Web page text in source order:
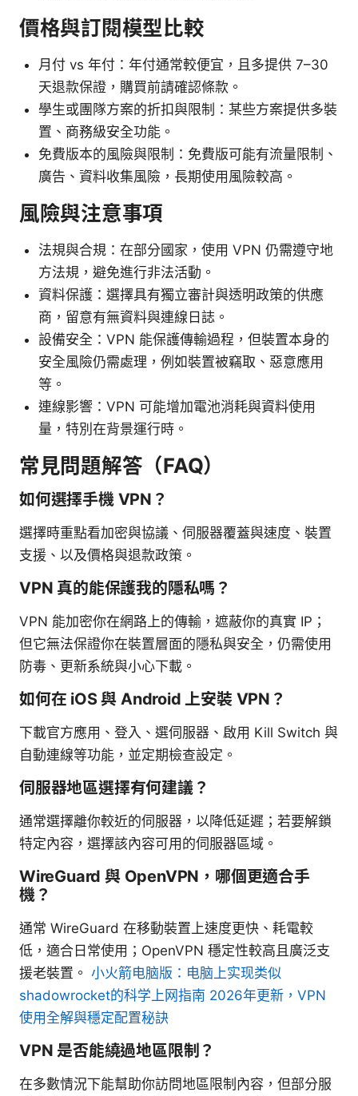
價格與訂閱模型比較
月付 vs 年付：年付通常較便宜，且多提供 7–30
天退款保證，購買前請確認條款。
學生或團隊方案的折扣與限制：某些方案提供多裝
置、商務級安全功能。
免費版本的風險與限制：免費版可能有流量限制、
廣告、資料收集風險，長期使用風險較高。
風險與注意事項
法規與合規：在部分國家，使用 VPN 仍需遵守地
方法規，避免進行非法活動。
資料保護：選擇具有獨立審計與透明政策的供應
商，留意有無資料與連線日誌。
設備安全：VPN 能保護傳輸過程，但裝置本身的
安全風險仍需處理，例如裝置被竊取、惡意應用
等。
連線影響：VPN 可能增加電池消耗與資料使用
量，特別在背景運行時。
常見問題解答（FAQ）
如何選擇手機 VPN？
選擇時重點看加密與協議、伺服器覆蓋與速度、裝置
支援、以及價格與退款政策。
VPN 真的能保護我的隱私嗎？
VPN 能加密你在網路上的傳輸，遮蔽你的真實 IP；
但它無法保證你在裝置層面的隱私與安全，仍需使用
防毒、更新系統與小心下載。
如何在 iOS 與 Android 上安裝 VPN？
下載官方應用、登入、選伺服器、啟用 Kill Switch 與
自動連線等功能，並定期檢查設定。
伺服器地區選擇有何建議？
通常選擇離你較近的伺服器，以降低延遲；若要解鎖
特定內容，選擇該內容可用的伺服器區域。
WireGuard 與 OpenVPN，哪個更適合手
機？
通常 WireGuard 在移動裝置上速度更快、耗電較
低，適合日常使用；OpenVPN 穩定性較高且廣泛支
援老裝置。 小火箭电脑版：电脑上实现类似
shadowrocket的科学上网指南 2026年更新，VPN
使用全解與穩定配置秘訣
VPN 是否能繞過地區限制？
在多數情況下能幫助你訪問地區限制內容，但部分服